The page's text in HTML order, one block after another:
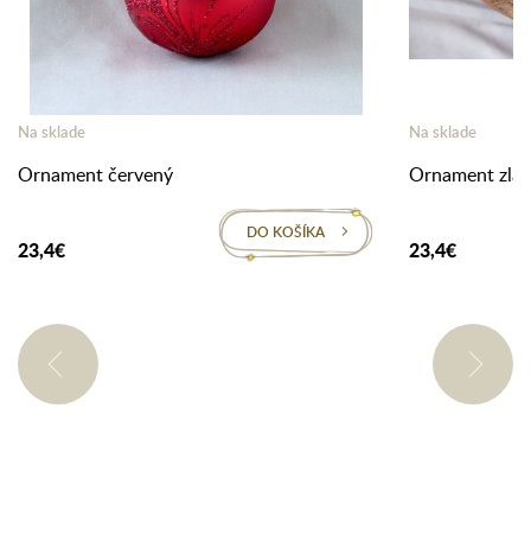
Na sklade
Ornament červený
23,4€
DO KOŠÍKA
Na sklade
Ornament
23,4€